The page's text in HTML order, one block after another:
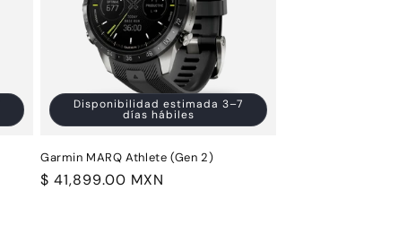
Disponibilidad estimada 3–7
días hábiles
Garmin MARQ Athlete (Gen 2)
Precio
$ 41,899.00 MXN